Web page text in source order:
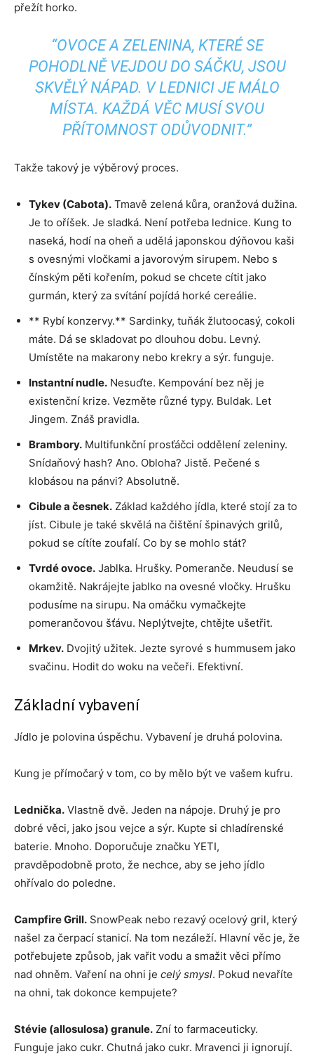
přežít horko.
“OVOCE A ZELENINA, KTERÉ SE
POHODLNĚ VEJDOU DO SÁČKU, JSOU
SKVĚLÝ NÁPAD. V LEDNICI JE MÁLO
MÍSTA. KAŽDÁ VĚC MUSÍ SVOU
PŘÍTOMNOST ODŮVODNIT.”
Takže takový je výběrový proces.
Tykev (Cabota). Tmavě zelená kůra, oranžová dužina.
Je to oříšek. Je sladká. Není potřeba lednice. Kung to
naseká, hodí na oheň a udělá japonskou dýňovou kaši
s ovesnými vločkami a javorovým sirupem. Nebo s
čínským pěti kořením, pokud se chcete cítit jako
gurmán, který za svítání pojídá horké cereálie.
** Rybí konzervy.** Sardinky, tuňák žlutoocasý, cokoli
máte. Dá se skladovat po dlouhou dobu. Levný.
Umístěte na makarony nebo krekry a sýr. funguje.
Instantní nudle. Nesuďte. Kempování bez něj je
existenční krize. Vezměte různé typy. Buldak. Let
Jingem. Znáš pravidla.
Brambory. Multifunkční prosťáčci oddělení zeleniny.
Snídaňový hash? Ano. Obloha? Jistě. Pečené s
klobásou na pánvi? Absolutně.
Cibule a česnek. Základ každého jídla, které stojí za to
jíst. Cibule je také skvělá na čištění špinavých grilů,
pokud se cítíte zoufalí. Co by se mohlo stát?
Tvrdé ovoce. Jablka. Hrušky. Pomeranče. Neudusí se
okamžitě. Nakrájejte jablko na ovesné vločky. Hrušku
podusíme na sirupu. Na omáčku vymačkejte
pomerančovou šťávu. Neplýtvejte, chtějte ušetřit.
Mrkev. Dvojitý užitek. Jezte syrové s hummusem jako
svačinu. Hodit do woku na večeři. Efektivní.
Základní vybavení
Jídlo je polovina úspěchu. Vybavení je druhá polovina.
Kung je přímočarý v tom, co by mělo být ve vašem kufru.
Lednička. Vlastně dvě. Jeden na nápoje. Druhý je pro
dobré věci, jako jsou vejce a sýr. Kupte si chladírenské
baterie. Mnoho. Doporučuje značku YETI,
pravděpodobně proto, že nechce, aby se jeho jídlo
ohřívalo do poledne.
Campfire Grill. SnowPeak nebo rezavý ocelový gril, který
našel za čerpací stanicí. Na tom nezáleží. Hlavní věc je, že
potřebujete způsob, jak vařit vodu a smažit věci přímo
nad ohněm. Vaření na ohni je celý smysl. Pokud nevaříte
na ohni, tak dokonce kempujete?
Stévie (allosulosa) granule. Zní to farmaceuticky.
Funguje jako cukr. Chutná jako cukr. Mravenci ji ignorují.